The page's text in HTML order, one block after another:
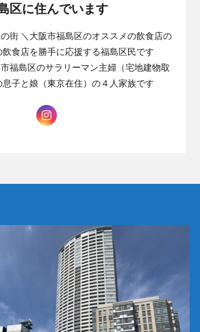
区に住んでいます
街 ＼大阪市福島区のオススメの飲食店の
飲食店を勝手に応援する福島区民です
福島区のサラリーマン主婦（宅地建物取
子と娘（東京在住）の４人家族です